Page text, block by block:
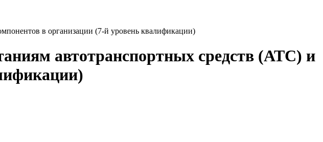
в организации (7-й уровень квалификации)
автотранспортных средств (АТС) и